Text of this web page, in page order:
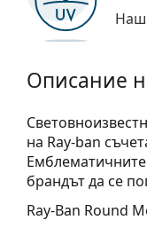
Описание
на Ray-ban
брандът да се
Ray-Ban Round